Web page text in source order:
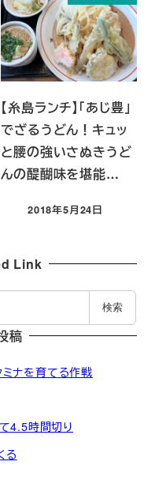
【糸島ランチ】「あじ豊」
でざるうどん！キュッ
と腰の強いさぬきうど
んの醍醐味を堪能…
投稿日
2018年5月24日
Link
検索
稿
ナを育てる作戦
4.5時間切り
る